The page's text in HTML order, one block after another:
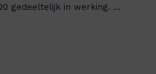
gedeeltelijk in werking. ...